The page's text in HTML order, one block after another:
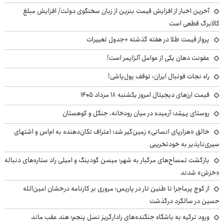
آخرین اخبار از افزایش قیمت بنزین از زبان سخنگوی دولت/ افزایش مبلغ
کالابرگ قطعی است
پرواز قیمت طلا در هفته گذشته +جدول تغییرات
عفونت دهان یکی از عوامل آلزایمر است!
راه نجات فوتبال ایران: توقف پول‌پاشی!
قیمت ارزهای دیجیتال امروز یکشنبه ۱۸ مرداد ۱۴۰۵
روستای پـِیمُد؛ آرمیده در میان رودخانه، جنگل و کوهستان
خالق «هزارپای انسانی» زمین‌گیر شد؛ اعتراف تکان‌دهنده به ام‌اس و اشتهای
سیری‌ناپذیر به خودتخریبی
بازگشت تمساح‌های مرگبار به شهر؛ میسن گودینگ و امیلی راد ستاره‌های دنباله
«خزش» شدند
از کوچ‌ پرماجرا تا طنین تار در پاریس؛ مروری بر کارنامه درخشان امین‌الله
حسین در سالگرد درگذشت
ورود ترکیه به باشگاه جنگنده‌های رادارگریز نسل پنجم؛ هند عقب ماند